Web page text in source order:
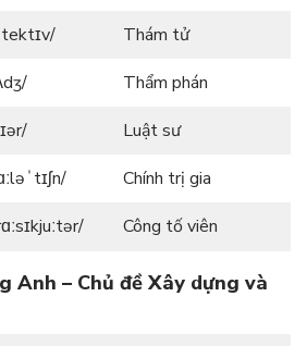
Thám tử
Thẩm phán
Luật sư
Chính trị gia
Công tố viên
Anh – Chủ đề Xây dựng và